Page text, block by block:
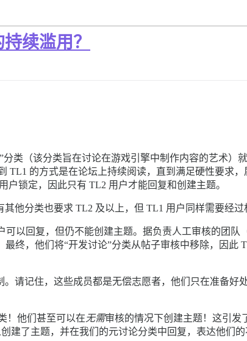
续滥用？
类（该分类旨在讨论在游戏引擎中制作内容的艺术）
TL1 的方式是在论坛上持续阅读，直到满足硬性要求，
锁定，因此只有 TL2 用户才能回复和创建主题。
他分类也要求 TL2 及以上，但 TL1 用户同样需要经过
可以回复，但仍不能创建主题。据负责人工审核的团队
终，他们将“开发讨论”分类从帖子审核中移除，因此
请记住，这些成员都是无偿志愿者，他们只在准备好
！他们甚至可以在无需审核的情况下创建主题！这引发
建了主题，并在我们的元讨论分类中回复，表达他们